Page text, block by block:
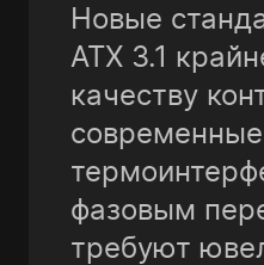
Новые
ATX 3.1
качеству
современные
фазовым
требуют